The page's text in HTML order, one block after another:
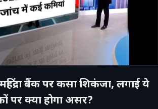
बैंक पर कसा शिकंजा, लगाई ये
पर क्या होगा असर?